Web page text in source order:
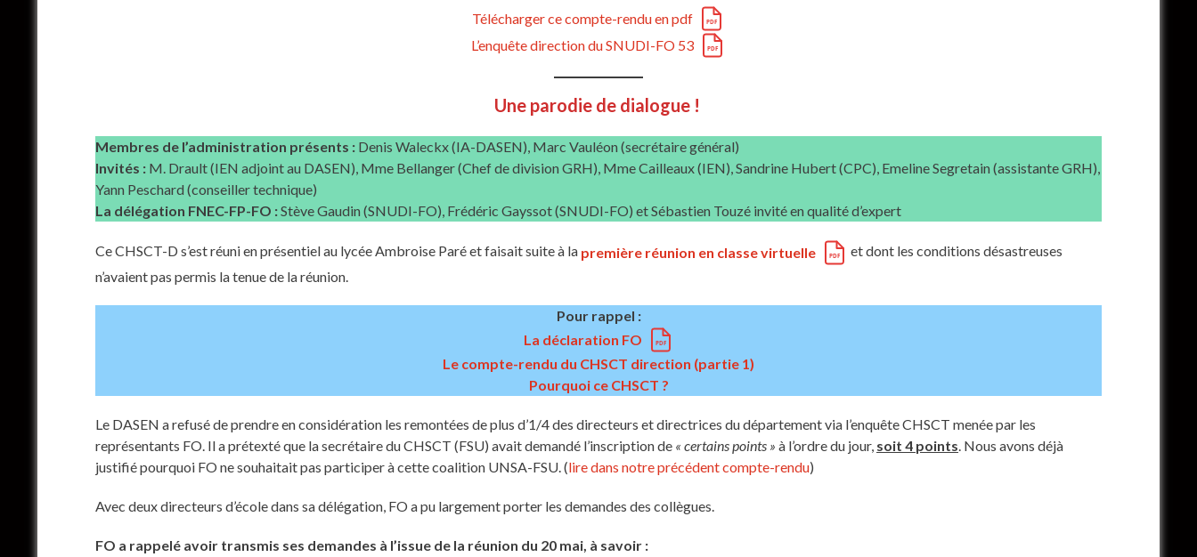
Télécharger ce compte-rendu en pdf
L’enquête direction du SNUDI-FO 53
Une parodie de dialogue !
Membres de l’administration présents : Denis Waleckx (IA-DASEN), Marc Vauléon (secrétaire général)
Invités : M. Drault (IEN adjoint au DASEN), Mme Bellanger (Chef de division GRH), Mme Cailleaux (IEN), Sandrine Hubert (CPC), Emeline Segretain (assistante GRH),
Yann Peschard (conseiller technique)
La délégation FNEC-FP-FO :Stève Gaudin (SNUDI-FO), Frédéric Gayssot (SNUDI-FO) et Sébastien Touzé invité en qualité d’expert
Ce CHSCT-D s’est réuni en présentiel au lycée Ambroise Paré et faisait suite à la première réunion en classe virtuelle
et dont les conditions désastreuses
n’avaient pas permis la tenue de la réunion.
Pour rappel :
La déclaration FO
Le compte-rendu du CHSCT direction (partie 1)
Pourquoi ce CHSCT ?
Le DASEN a refusé de prendre en considération les remontées de plus d’1/4 des directeurs et directrices du département via l’enquête CHSCT menée par les
représentants FO. Il a prétexté que la secrétaire du CHSCT (FSU) avait demandé l’inscription de « certains points » à l’ordre du jour, soit 4 points. Nous avons déjà
justifié pourquoi FO ne souhaitait pas participer à cette coalition UNSA-FSU. (lire dans notre précédent compte-rendu)
Avec deux directeurs d’école dans sa délégation, FO a pu largement porter les demandes des collègues.
FO a rappelé avoir transmis ses demandes à l’issue de la réunion du 20 mai, à savoir :